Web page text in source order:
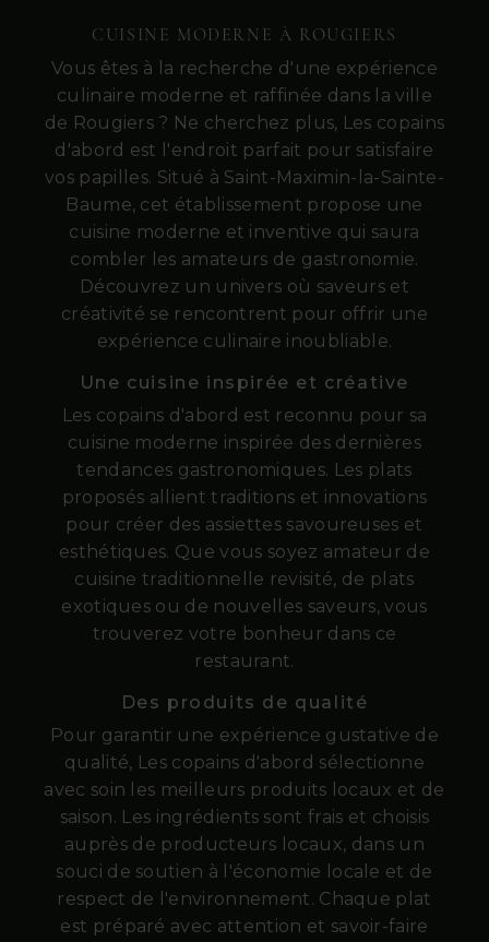
CUISINE MODERNE À ROUGIERS
Vous êtes à la recherche d'une expérience
culinaire moderne et raffinée dans la ville
de Rougiers ? Ne cherchez plus, Les copains
d'abord est l'endroit parfait pour satisfaire
vos papilles. Situé à Saint-Maximin-la-Sainte-
Baume, cet établissement propose une
cuisine moderne et inventive qui saura
combler les amateurs de gastronomie.
Découvrez un univers où saveurs et
créativité se rencontrent pour offrir une
expérience culinaire inoubliable.
Une cuisine inspirée et créative
Les copains d'abord est reconnu pour sa
cuisine moderne inspirée des dernières
tendances gastronomiques. Les plats
proposés allient traditions et innovations
pour créer des assiettes savoureuses et
esthétiques. Que vous soyez amateur de
cuisine traditionnelle revisité, de plats
exotiques ou de nouvelles saveurs, vous
trouverez votre bonheur dans ce
restaurant.
Des produits de qualité
Pour garantir une expérience gustative de
qualité, Les copains d'abord sélectionne
avec soin les meilleurs produits locaux et de
saison. Les ingrédients sont frais et choisis
auprès de producteurs locaux, dans un
souci de soutien à l'économie locale et de
respect de l'environnement. Chaque plat
est préparé avec attention et savoir-faire